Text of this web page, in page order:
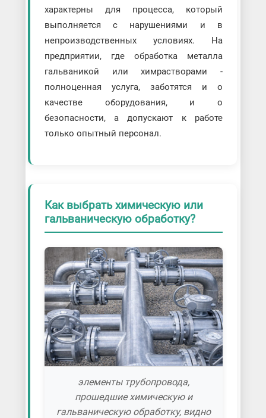
характерны для процесса, который
выполняется с нарушениями и в
непроизводственных условиях. На
предприятии, где обработка металла
гальваникой или химрастворами -
полноценная услуга, заботятся и о
качестве оборудования, и о
безопасности, а допускают к работе
только опытный персонал.
Как выбрать химическую или
гальваническую обработку?
элементы трубопровода,
прошедшие химическую и
гальваническую обработку, видно